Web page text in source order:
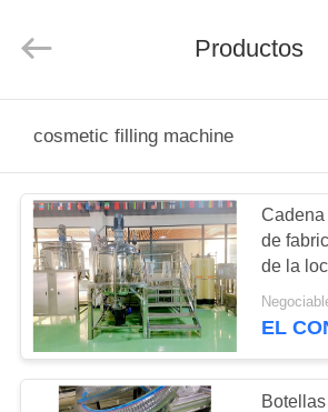
PRODUCTOS
SOBRE
NOSOTROS
VIAJE
Equipment
Rights
Productos
cosmetic filling machine
Cadena
de
de la
dental
del
EL